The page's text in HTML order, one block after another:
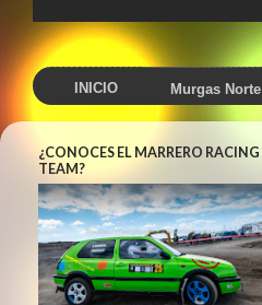
INICIO Murgas Norte
¿CONOCES EL MARRERO RACING
TEAM?